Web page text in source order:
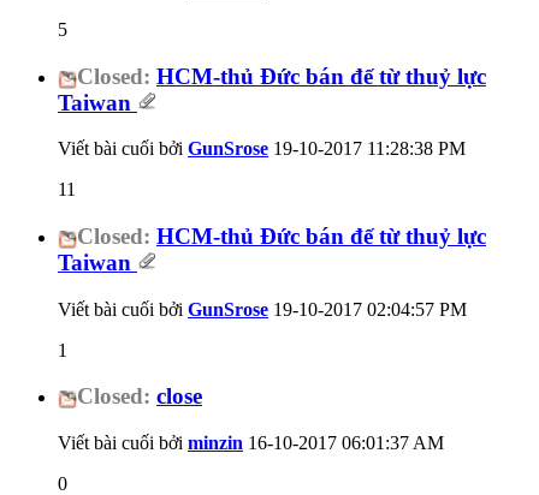
5
Closed: HCM-thủ Đức bán đế từ thuỷ lực
Taiwan
Viết bài cuối bởi GunSrose 19-10-2017 11:28:38 PM
11
Closed: HCM-thủ Đức bán đế từ thuỷ lực
Taiwan
Viết bài cuối bởi GunSrose 19-10-2017 02:04:57 PM
1
Closed: close
Viết bài cuối bởi minzin 16-10-2017 06:01:37 AM
0